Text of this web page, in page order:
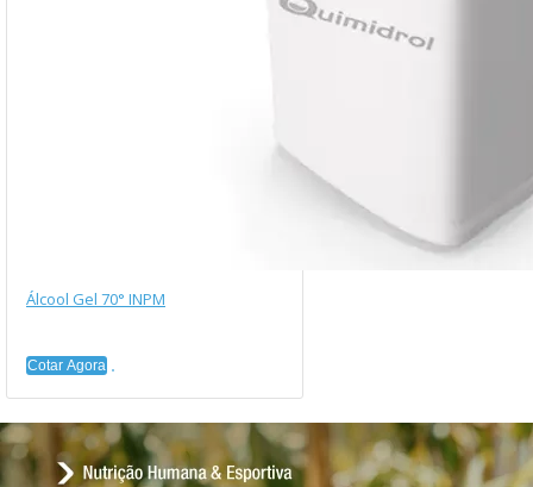
Álcool Gel 70° INPM
Cotar Agora